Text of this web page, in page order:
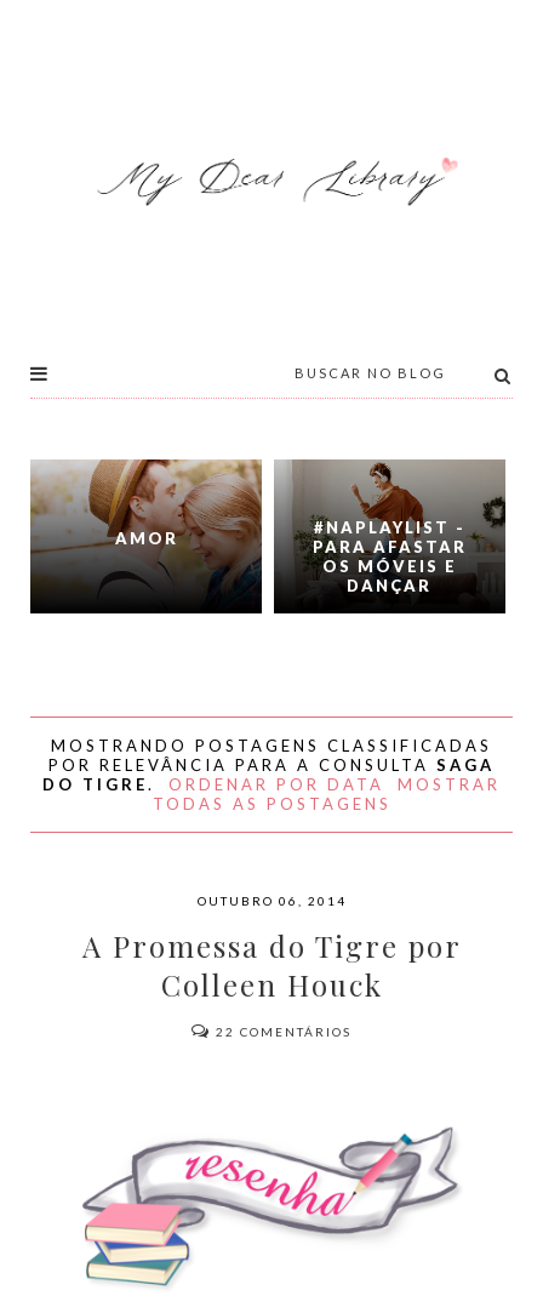
AMOR
#NAPLAYLIST -
PARA AFASTAR
OS MÓVEIS E
DANÇAR
MOSTRANDO POSTAGENS CLASSIFICADAS
POR RELEVÂNCIA PARA A CONSULTA SAGA
DO TIGRE. ORDENAR POR DATA
MOSTRAR
TODAS AS POSTAGENS
OUTUBRO 06, 2014
A Promessa do Tigre por
Colleen Houck
22 COMENTÁRIOS